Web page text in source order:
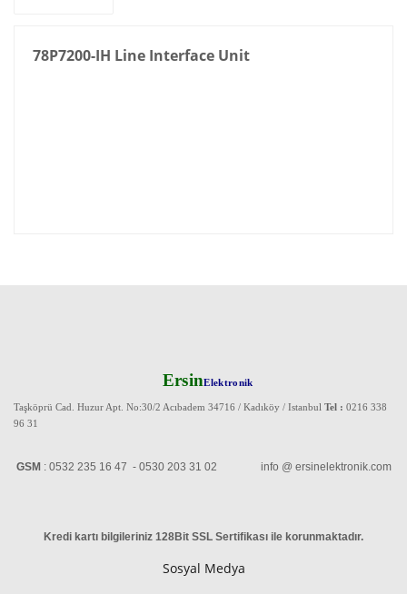
78P7200-IH Line Interface Unit
ErsinElektronik
Taşköprü Cad. Huzur Apt. No:30/2 Acıbadem 34716 / Kadıköy / Istanbul Tel : 0216 338
96 31
GSM : 0532 235 16 47 - 0530 203 31 02 info @ ersinelektronik.com
Kredi kartı bilgileriniz 128Bit SSL Sertifikası ile korunmaktadır.
Sosyal Medya